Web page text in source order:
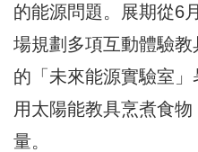
的能源問題。展期從6
場規劃多項互動體驗
的「未來能源實驗室
用太陽能教具烹煮食
量。